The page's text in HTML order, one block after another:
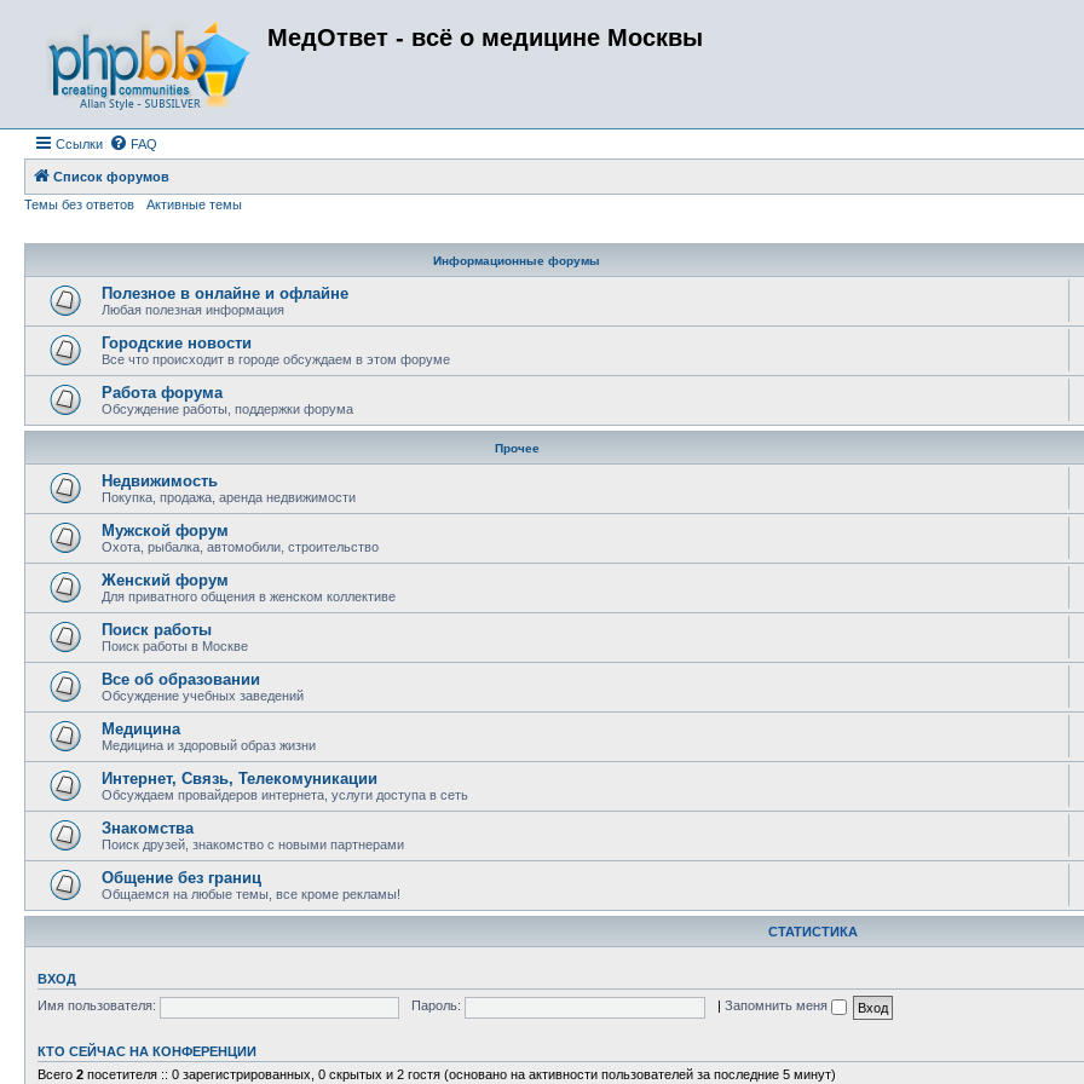
МедОтвет - всё о медицине Москвы
Ссылки FAQ
Список форумов
Темы без ответов
Активные темы
Информационные форумы
Полезное в онлайне и офлайне
Любая полезная информация
Городские новости
Все что происходит в городе обсуждаем в этом форуме
Работа форума
Обсуждение работы, поддержки форума
Прочее
Недвижимость
Покупка, продажа, аренда недвижимости
Мужской форум
Охота, рыбалка, автомобили, строительство
Женский форум
Для приватного общения в женском коллективе
Поиск работы
Поиск работы в Москве
Все об образовании
Обсуждение учебных заведений
Медицина
Медицина и здоровый образ жизни
Интернет, Связь, Телекомуникации
Обсуждаем провайдеров интернета, услуги доступа в сеть
Знакомства
Поиск друзей, знакомство с новыми партнерами
Общение без границ
Общаемся на любые темы, все кроме рекламы!
СТАТИСТИКА
ВХОД
Имя пользователя:
Пароль: Запомнить меня
КТО СЕЙЧАС НА КОНФЕРЕНЦИИ
Всего 2 посетителя :: 0 зарегистрированных, 0 скрытых и 2 гостя (основано на активности пользователей за последние 5 минут)